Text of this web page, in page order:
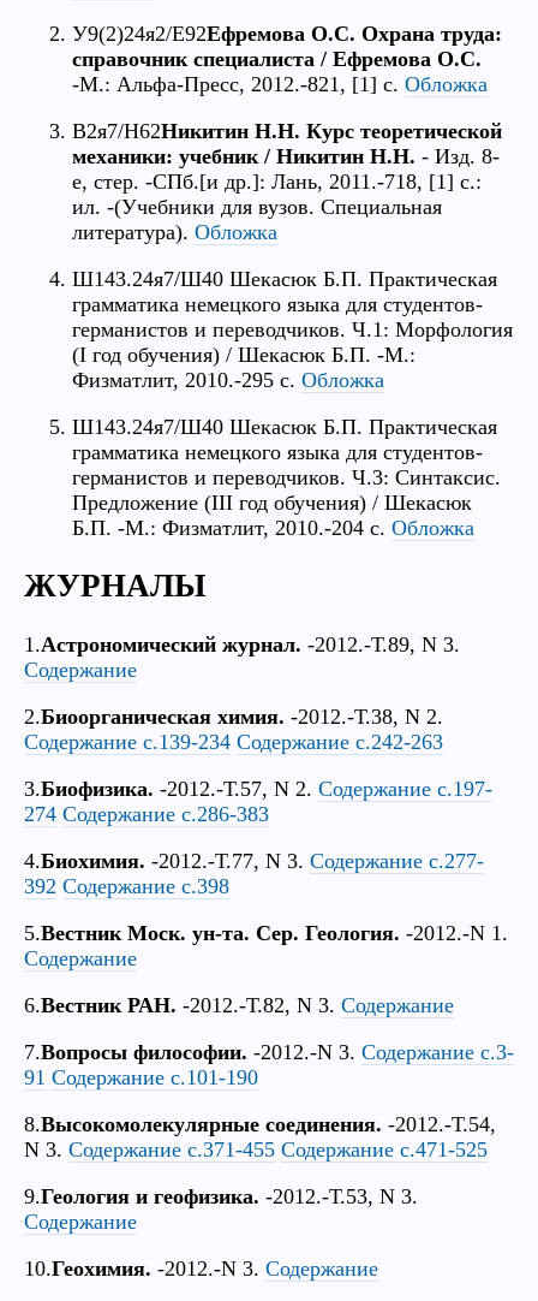
У9(2)24я2/Е92Ефремова О.С. Охрана труда:
справочник специалиста / Ефремова О.С.
-М.: Альфа-Пресс, 2012.-821, [1] с. Обложка
В2я7/Н62Никитин Н.Н. Курс теоретической
механики: учебник / Никитин Н.Н. - Изд. 8-
е, стер. -СПб.[и др.]: Лань, 2011.-718, [1] с.:
ил. -(Учебники для вузов. Специальная
литература). Обложка
Ш143.24я7/Ш40 Шекасюк Б.П. Практическая
грамматика немецкого языка для студентов-
германистов и переводчиков. Ч.1: Морфология
(I год обучения) / Шекасюк Б.П. -М.:
Физматлит, 2010.-295 с. Обложка
Ш143.24я7/Ш40 Шекасюк Б.П. Практическая
грамматика немецкого языка для студентов-
германистов и переводчиков. Ч.3: Синтаксис.
Предложение (III год обучения) / Шекасюк
Б.П. -М.: Физматлит, 2010.-204 с. Обложка
ЖУРНАЛЫ
1.Астрономический журнал. -2012.-Т.89, N 3.
Содержание
2.Биоорганическая химия. -2012.-Т.38, N 2.
Содержание с.139-234 Содержание с.242-263
3.Биофизика. -2012.-Т.57, N 2. Содержание с.197-
274 Содержание с.286-383
4.Биохимия. -2012.-Т.77, N 3. Содержание с.277-
392 Содержание с.398
5.Вестник Моск. ун-та. Сер. Геология. -2012.-N 1.
Содержание
6.Вестник РАН. -2012.-Т.82, N 3. Содержание
7.Вопросы философии. -2012.-N 3. Содержание с.3-
91 Содержание с.101-190
8.Высокомолекулярные соединения. -2012.-Т.54,
N 3. Содержание с.371-455 Содержание с.471-525
9.Геология и геофизика. -2012.-Т.53, N 3.
Содержание
10.Геохимия. -2012.-N 3. Содержание